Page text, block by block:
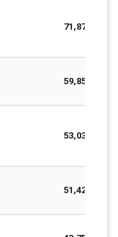
71,879,206
59,850,063
53,030,014
51,427,856